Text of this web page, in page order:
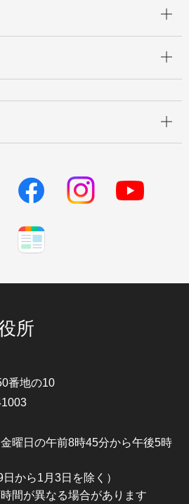
所
番地の10
曜日の午前8時45分から午後5時
から1月3日を除く）
間が異なる場合があります